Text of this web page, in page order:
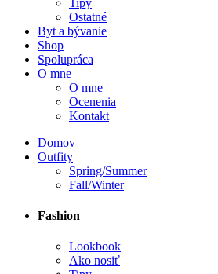
Ostatné
Byt a bývanie
Shop
Spolupráca
O mne
O mne
Ocenenia
Kontakt
Domov
Outfity
Spring/Summer
Fall/Winter
Fashion
Lookbook
Ako nosiť